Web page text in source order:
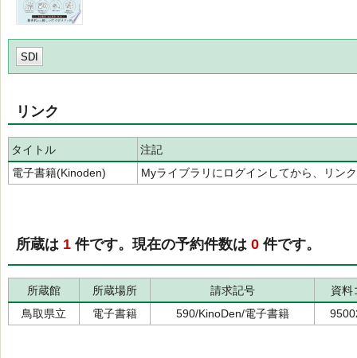
SDI
リンク
タイトル
注記
電子書籍(Kinoden)
Myライブラリにログインしてから、リン
所蔵は 1 件です。現在の予約件数は 0 件です。
所蔵館 所蔵場所 請求記号
資料
鳥取県立
電子書籍 590/KinoDen/電子書籍